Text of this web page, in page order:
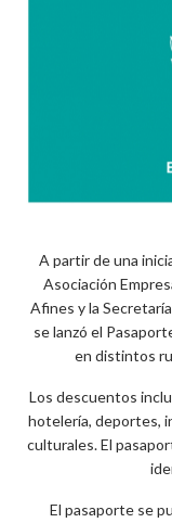
A partir de una
Asociación
Afines y la
se lanzó el
en distintos
Los descuentos
hotelería, deportes,
culturales. El
El pasaporte se